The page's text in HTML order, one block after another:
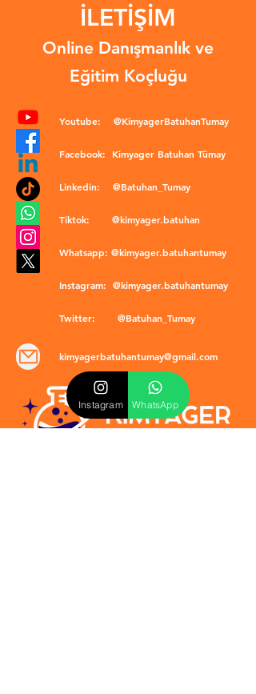
İLETİŞİM
Online Danışmanlık ve
Eğitim Koçluğu
Youtube: @KimyagerBatuhanTumay
Facebook: Kimyager Batuhan Tümay
Linkedin: @Batuhan_Tumay
Tiktok: @kimyager.batuhan
Whatsapp: @kimyager.batuhantumay
Instagram: @kimyager.batuhantumay
Twitter: @Batuhan_Tumay
kimyagerbatuhantumay@gmail.com
Instagram WhatsApp